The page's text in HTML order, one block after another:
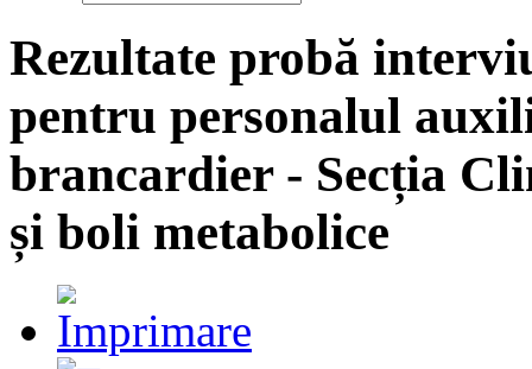
Rezultate probă
pentru personalul
brancardier - Secția
și boli metabolice